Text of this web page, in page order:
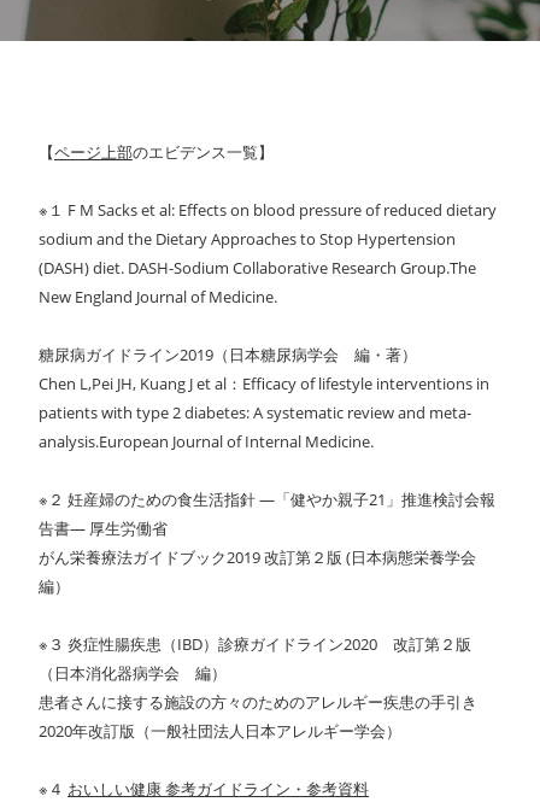
【ページ上部のエビデンス一覧】
※１ F M Sacks et al: Effects on blood pressure of reduced dietary
sodium and the Dietary Approaches to Stop Hypertension
(DASH) diet. DASH-Sodium Collaborative Research Group.The
New England Journal of Medicine.
糖尿病ガイドライン2019（日本糖尿病学会 編・著）
Chen L,Pei JH, Kuang J et al：Efficacy of lifestyle interventions in
patients with type 2 diabetes: A systematic review and meta-
analysis.European Journal of Internal Medicine.
※２ 妊産婦のための食生活指針 ―「健やか親子21」推進検討会報
告書― 厚生労働省
がん栄養療法ガイドブック2019 改訂第２版 (日本病態栄養学会
編）
※３ 炎症性腸疾患（IBD）診療ガイドライン2020 改訂第２版
（日本消化器病学会 編）
患者さんに接する施設の方々のためのアレルギー疾患の手引き
2020年改訂版（一般社団法人日本アレルギー学会）
※４ おいしい健康 参考ガイドライン・参考資料